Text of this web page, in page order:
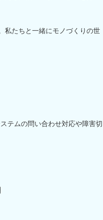
たちと一緒にモノづくりの世
テムの問い合わせ対応や障害切